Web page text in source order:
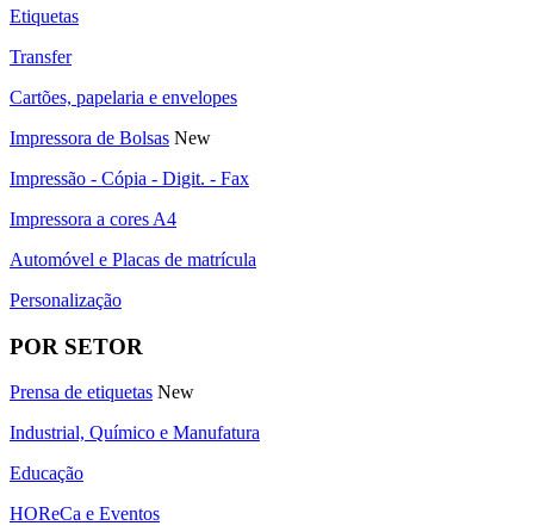
Etiquetas
Transfer
Cartões, papelaria e envelopes
Impressora de Bolsas New
Impressão - Cópia - Digit. - Fax
Impressora a cores A4
Automóvel e Placas de matrícula
Personalização
POR SETOR
Prensa de etiquetas New
Industrial, Químico e Manufatura
Educação
HOReCa e Eventos